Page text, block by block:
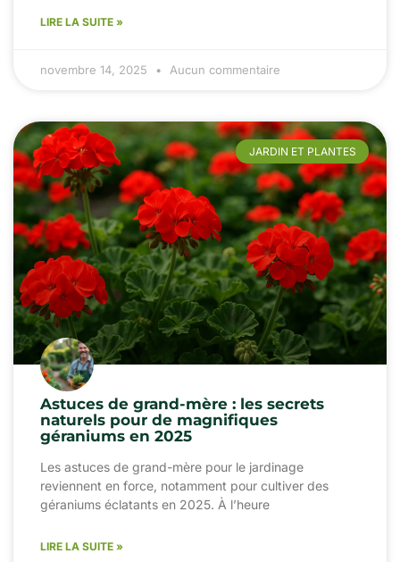
LIRE LA SUITE »
novembre 14, 2025 Aucun commentaire
JARDIN ET PLANTES
Astuces de grand-mère : les secrets
naturels pour de magnifiques
géraniums en 2025
Les astuces de grand-mère pour le jardinage
reviennent en force, notamment pour cultiver des
géraniums éclatants en 2025. À l’heure
LIRE LA SUITE »